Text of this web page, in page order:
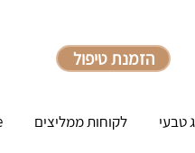
הזמנת טיפול
טבעי לקוחות ממליצים